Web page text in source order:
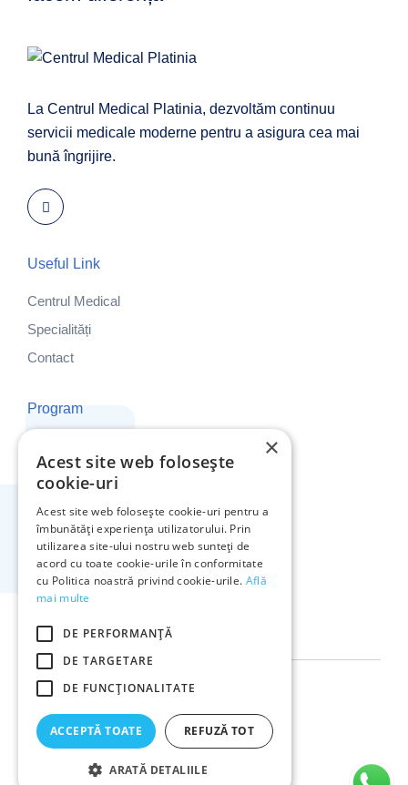
La Centrul Medical Platinia, dezvoltăm continuu
servicii medicale moderne pentru a asigura cea mai
bună îngrijire.
Useful Link
Centrul Medical
Specialități
Contact
Program
Sâmbătă și Duminică: ÎNCHIS
Adresa Noastră
Bulevardul Decebal 2,Bistrița, 420073
0790 222 222
Politica de Cookies
×
Acest site web folosește
cookie-uri
Acest site web folosește cookie-uri pentru a
îmbunătăți experiența utilizatorului. Prin
utilizarea site-ului nostru web sunteți de
acord cu toate cookie-urile în conformitate
cu Politica noastră privind cookie-urile. Află
mai multe
DE PERFORMANȚĂ
DE TARGETARE
DE FUNCŢIONALITATE
ACCEPTĂ TOATE REFUZĂ TOT
ARATĂ DETALIILE